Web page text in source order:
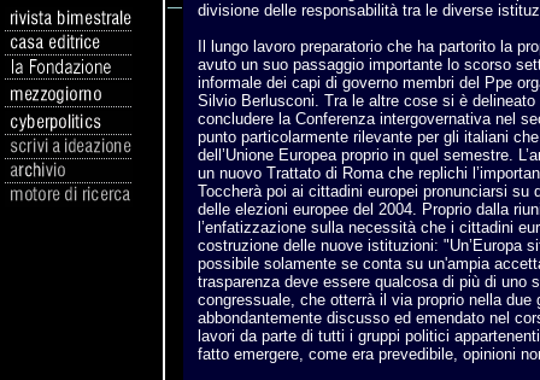
divisione delle responsabilità tra le diverse
Il lungo lavoro preparatorio che ha partorito la
avuto un suo passaggio importante lo scorso
informale dei capi di governo membri del Ppe
Silvio Berlusconi. Tra le altre cose si è
concludere la Conferenza intergovernativa nel
punto particolarmente rilevante per gli italiani
dell’Unione Europea proprio in quel semestre.
un nuovo Trattato di Roma che replichi
Toccherà poi ai cittadini europei pronunciarsi su
delle elezioni europee del 2004. Proprio dalla
l’enfatizzazione sulla necessità che i cittadini
costruzione delle nuove istituzioni: "Un’Europa
possibile solamente se conta su un'ampia
trasparenza deve essere qualcosa di più di uno
congressuale, che otterrà il via proprio nella due
abbondantemente discusso ed emendato nel
lavori da parte di tutti i gruppi politici
fatto emergere, come era prevedibile, opinioni